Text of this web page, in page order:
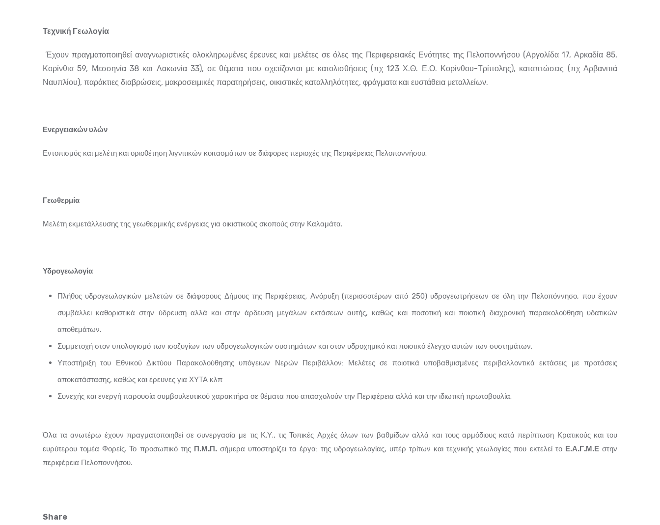
Τεχνική Γεωλογία
Έχουν πραγματοποιηθεί αναγνωριστικές ολοκληρωμένες έρευνες και μελέτες σε όλες της Περιφερειακές Ενότητες της Πελοποννήσου (Αργολίδα 17, Αρκαδία 85,
Κορίνθια 59, Μεσσηνία 38 και Λακωνία 33), σε θέματα που σχετίζονται με κατολισθήσεις (πχ 123 Χ.Θ. Ε.Ο. Κορίνθου-Τρίπολης), καταπτώσεις (πχ Αρβανιτιά
Ναυπλίου), παράκτιες διαβρώσεις, μακροσειμικές παρατηρήσεις, οικιστικές καταλληλότητες, φράγματα και ευστάθεια μεταλλείων.
Ενεργειακών υλών
Εντοπισμός και μελέτη και οριοθέτηση λιγνιτικών κοιτασμάτων σε διάφορες περιοχές της Περιφέρειας Πελοποννήσου.
Γεωθερμία
Μελέτη εκμετάλλευσης της γεωθερμικής ενέργειας για οικιστικούς σκοπούς στην Καλαμάτα.
Υδρογεωλογία
Πλήθος υδρογεωλογικών μελετών σε διάφορους Δήμους της Περιφέρειας. Ανόρυξη (περισσοτέρων από 250) υδρογεωτρήσεων σε όλη την Πελοπόννησο, που έχουν
συμβάλλει καθοριστικά στην ύδρευση αλλά και στην άρδευση μεγάλων εκτάσεων αυτής, καθώς και ποσοτική και ποιοτική διαχρονική παρακολούθηση υδατικών
αποθεμάτων.
Συμμετοχή στον υπολογισμό των ισοζυγίων των υδρογεωλογικών συστημάτων και στον υδροχημικό και ποιοτικό έλεγχο αυτών των συστημάτων.
Υποστήριξη του Εθνικού Δικτύου Παρακολούθησης υπόγειων Νερών Περιβάλλον: Μελέτες σε ποιοτικά υποβαθμισμένες περιβαλλοντικά εκτάσεις με προτάσεις
αποκατάστασης, καθώς και έρευνες για ΧΥΤΑ κλπ
Συνεχής και ενεργή παρουσία συμβουλευτικού χαρακτήρα σε θέματα που απασχολούν την Περιφέρεια αλλά και την ιδιωτική πρωτοβουλία.
Όλα τα ανωτέρω έχουν πραγματοποιηθεί σε συνεργασία με τις Κ.Υ., τις Τοπικές Αρχές όλων των βαθμίδων αλλά και τους αρμόδιους κατά περίπτωση Κρατικούς και του
ευρύτερου τομέα Φορείς. Το προσωπικό της Π.Μ.Π.σήμερα υποστηρίζει τα έργα: της υδρογεωλογίας, υπέρ τρίτων και τεχνικής γεωλογίας που εκτελεί το Ε.Α.Γ.Μ.Εστην
περιφέρεια Πελοποννήσου.
Share